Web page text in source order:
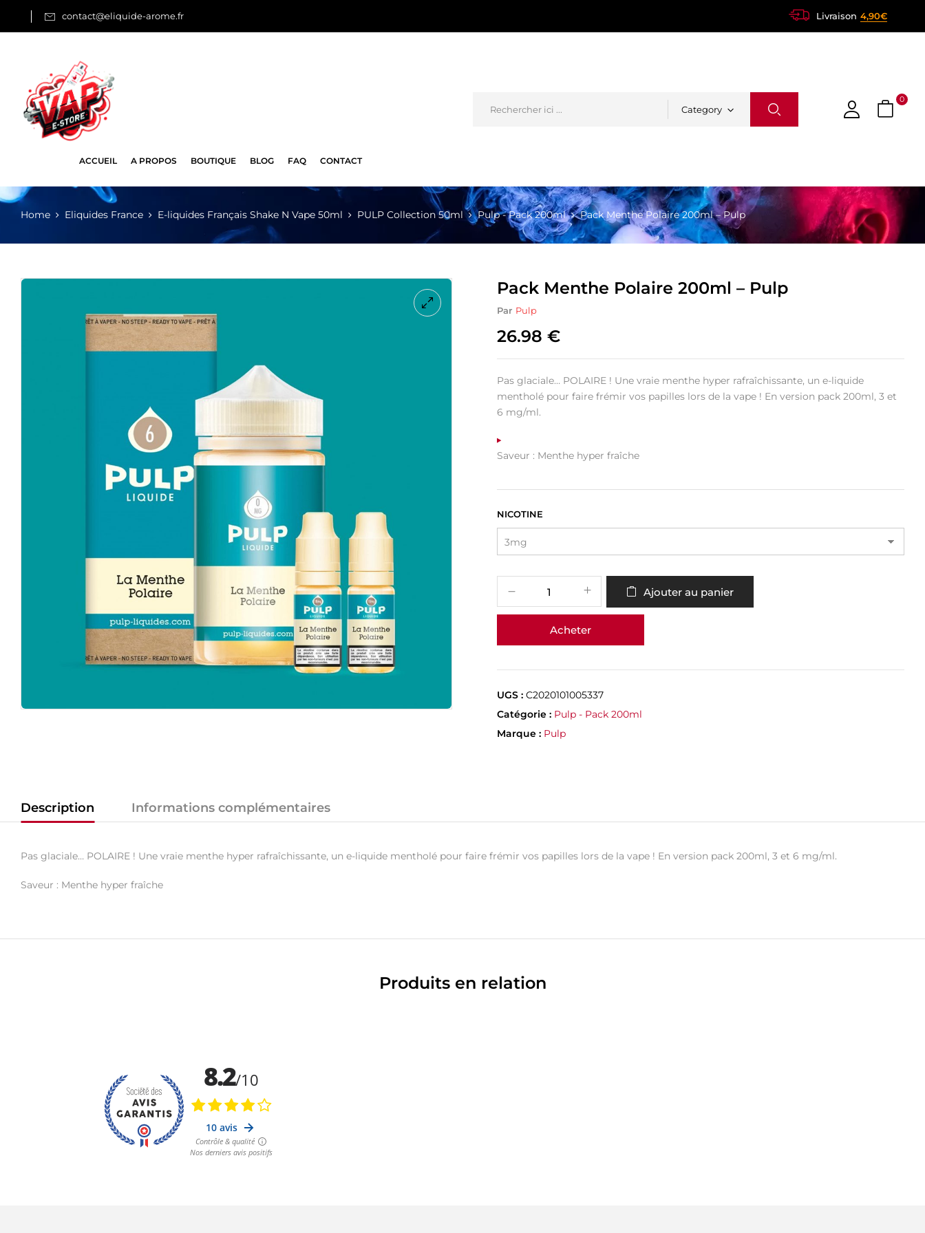
contact@eliquide-arome.fr Livraison 4,90€
ACCUEIL A PROPOS BOUTIQUE BLOG FAQ CONTACT
Category
0
Home Eliquides France E-liquides Français Shake N Vape 50ml PULP Collection 50ml Pulp - Pack 200ml Pack Menthe Polaire 200ml – Pulp
Pack Menthe Polaire 200ml – Pulp
Par Pulp
26.98 €
Pas glaciale… POLAIRE ! Une vraie menthe hyper rafraîchissante, un e-liquide
mentholé pour faire frémir vos papilles lors de la vape ! En version pack 200ml, 3 et
6 mg/ml.
Saveur : Menthe hyper fraîche
NICOTINE
Ajouter au panier
Acheter
UGS : C2020101005337
Catégorie : Pulp - Pack 200ml
Marque : Pulp
Description Informations complémentaires
Pas glaciale… POLAIRE ! Une vraie menthe hyper rafraîchissante, un e-liquide mentholé pour faire frémir vos papilles lors de la vape ! En version pack 200ml, 3 et 6 mg/ml.
Saveur : Menthe hyper fraîche
Produits en relation